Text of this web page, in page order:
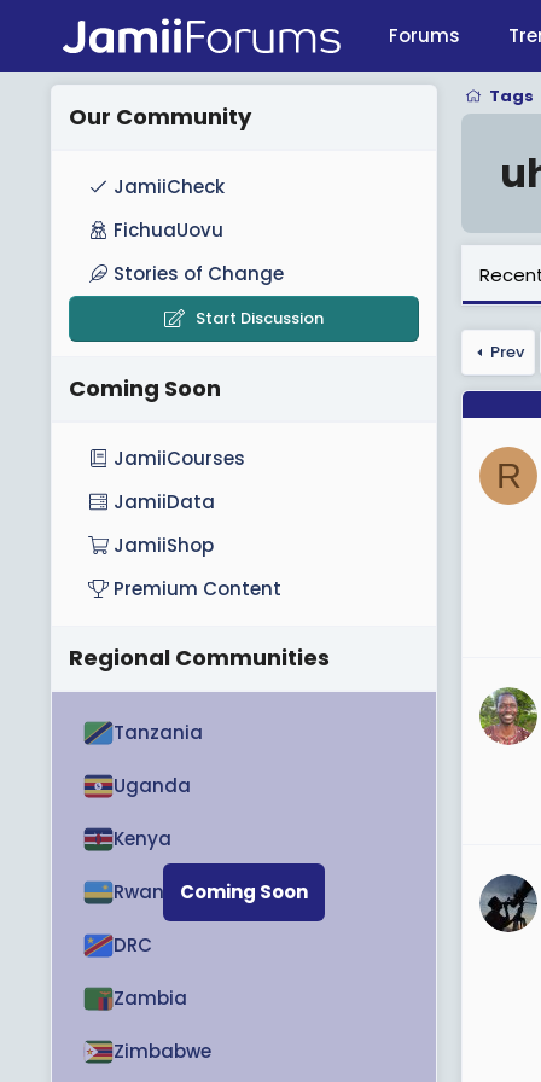
Forums
Tags
Prev
R
Our Community
JamiiCheck
FichuaUovu
Stories of Change
Start Discussion
Coming Soon
JamiiCourses
JamiiData
JamiiShop
Premium Content
Regional Communities
Coming Soon
Tanzania
Uganda
Kenya
Rwanda
DRC
Zambia
Zimbabwe